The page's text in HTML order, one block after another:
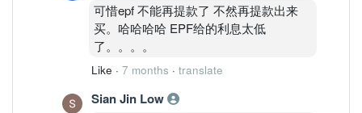
可惜epf 不能再提款了 不然再提款出来
买。哈哈哈哈 EPF给的利息太低
了。。。。
Like · 7 months · translate
Sian Jin Low